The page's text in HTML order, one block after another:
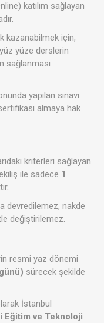
katılım sağlayan
kazanabilmek için,
yüze derslerin
sağlanması
yapılan sınavı
almaya hak
kriterleri sağlayan
ile sadece 1
devredilemez, nakde
değiştirilemez.
resmi yaz dönemi
sürecek şekilde
İstanbul
Eğitim ve Teknoloji